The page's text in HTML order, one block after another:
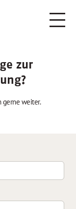
zur
gerne weiter.